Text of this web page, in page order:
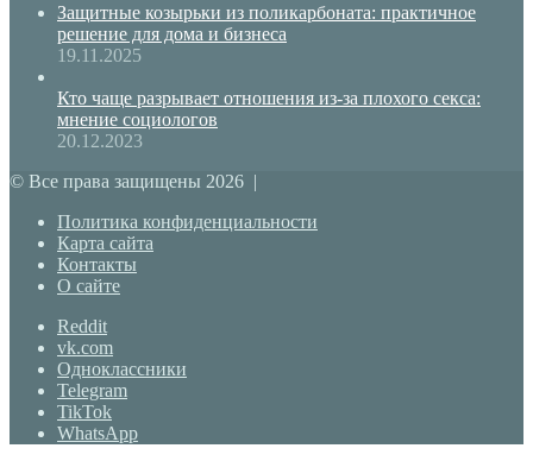
Защитные козырьки из поликарбоната: практичное
решение для дома и бизнеса
19.11.2025
Кто чаще разрывает отношения из-за плохого секса:
мнение социологов
20.12.2023
© Все права защищены 2026 |
Политика конфиденциальности
Карта сайта
Контакты
О сайте
Reddit
vk.com
Одноклассники
Telegram
TikTok
WhatsApp